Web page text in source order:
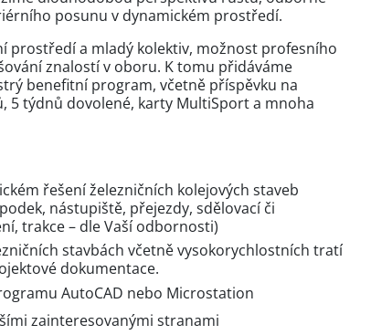
posunu v dynamickém prostředí.
prostředí a mladý kolektiv, možnost profesního
znalostí v oboru. K tomu přidáváme
benefitní program, včetně příspěvku na
5 týdnů dovolené, karty MultiSport a mnoha
řešení železničních kolejových staveb
nástupiště, přejezdy, sdělovací či
trakce – dle Vaší odbornosti)
stavbách včetně vysokorychlostních tratí
dokumentace.
AutoCAD nebo Microstation
zainteresovanými stranami